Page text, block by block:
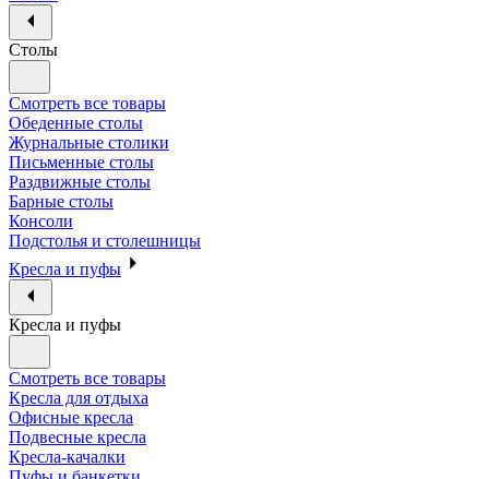
Столы
Смотреть все товары
Обеденные столы
Журнальные столики
Письменные столы
Раздвижные столы
Барные столы
Консоли
Подстолья и столешницы
Кресла и пуфы
Кресла и пуфы
Смотреть все товары
Кресла для отдыха
Офисные кресла
Подвесные кресла
Кресла-качалки